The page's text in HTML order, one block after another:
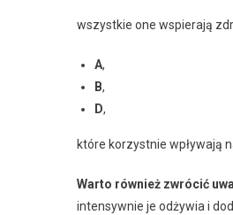
wszystkie one wspierają
A,
B,
D,
które korzystnie wpływają
Warto również zwrócić
intensywnie je odżywia i